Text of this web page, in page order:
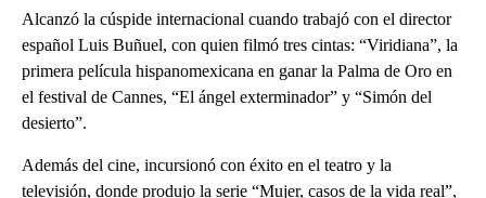
Alcanzó la cúspide internacional cuando trabajó con el director
español Luis Buñuel, con quien filmó tres cintas: “Viridiana”, la
primera película hispanomexicana en ganar la Palma de Oro en
el festival de Cannes, “El ángel exterminador” y “Simón del
desierto”.
Además del cine, incursionó con éxito en el teatro y la
televisión, donde produjo la serie “Mujer, casos de la vida real”,